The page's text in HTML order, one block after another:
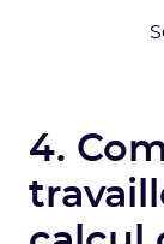
4.